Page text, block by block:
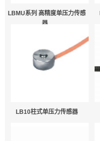
LBMU系列 高精度单压力传感
器...
LB10柱式单压力传感器